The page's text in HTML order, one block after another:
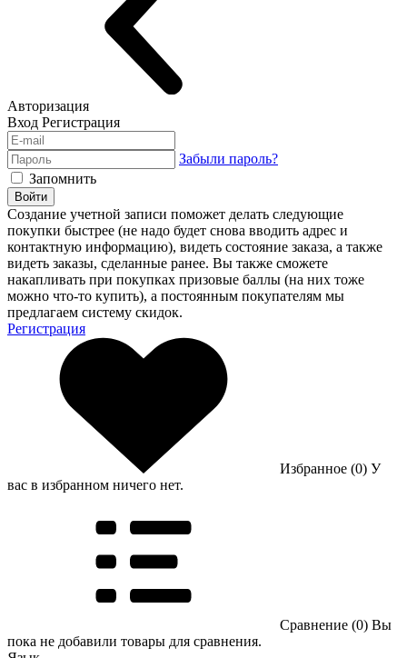
Авторизация
Вход Регистрация
Забыли пароль?
Запомнить
Войти
Создание учетной записи поможет делать следующие
покупки быстрее (не надо будет снова вводить адрес и
контактную информацию), видеть состояние заказа, а также
видеть заказы, сделанные ранее. Вы также сможете
накапливать при покупках призовые баллы (на них тоже
можно что-то купить), а постоянным покупателям мы
предлагаем систему скидок.
Регистрация
Избранное (0) У
вас в избранном ничего нет.
Сравнение (0) Вы
пока не добавили товары для сравнения.